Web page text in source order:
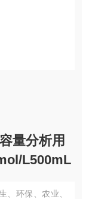
量分析用
L500mL
、环保、农业、